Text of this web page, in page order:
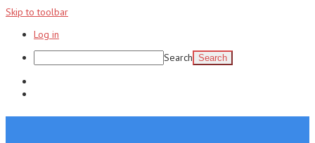
Skip to toolbar
Log in
Search